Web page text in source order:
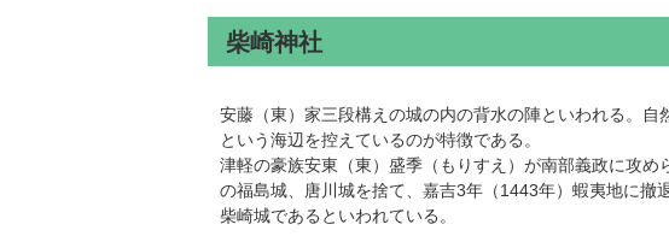
柴崎神社
安藤（東）家三段構えの城の内の背水の陣といわれる。自
という海辺を控えているのが特徴である。
津軽の豪族安東（東）盛季（もりすえ）が南部義政に攻め
の福島城、唐川城を捨て、嘉吉3年（1443年）蝦夷地に撤
柴崎城であるといわれている。